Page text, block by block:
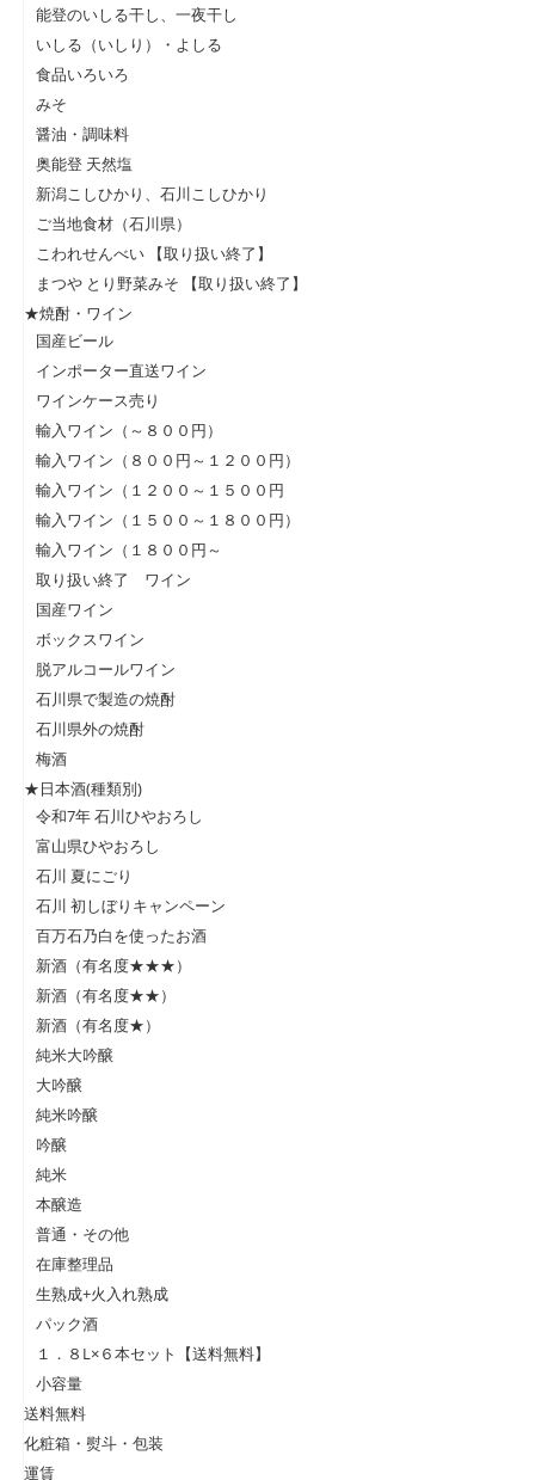
能登のいしる干し、一夜干し
いしる（いしり）・よしる
食品いろいろ
みそ
醤油・調味料
奥能登 天然塩
新潟こしひかり、石川こしひかり
ご当地食材（石川県）
こわれせんべい 【取り扱い終了】
まつや とり野菜みそ 【取り扱い終了】
★焼酎・ワイン
国産ビール
インポーター直送ワイン
ワインケース売り
輸入ワイン（～８００円）
輸入ワイン（８００円～１２００円）
輸入ワイン（１２００～１５００円
輸入ワイン（１５００～１８００円）
輸入ワイン（１８００円～
取り扱い終了 ワイン
国産ワイン
ボックスワイン
脱アルコールワイン
石川県で製造の焼酎
石川県外の焼酎
梅酒
★日本酒(種類別)
令和7年 石川ひやおろし
富山県ひやおろし
石川 夏にごり
石川 初しぼりキャンペーン
百万石乃白を使ったお酒
新酒（有名度★★★）
新酒（有名度★★）
新酒（有名度★）
純米大吟醸
大吟醸
純米吟醸
吟醸
純米
本醸造
普通・その他
在庫整理品
生熟成+火入れ熟成
パック酒
１．８L×６本セット【送料無料】
小容量
送料無料
化粧箱・熨斗・包装
運賃